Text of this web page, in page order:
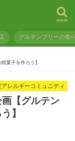
search
グルテンフリーの食
菓子を作ろう】
アレルギーコミュニティ
【グルテン
】